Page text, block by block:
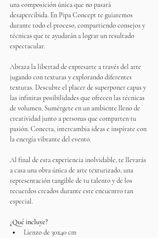
una composición única que no pasará
desapercibida. En Pipa Concept te guiaremos
durante todo el proceso, compartiendo consejos y
técnicas que te ayudarán a lograr un resultado
espectacular.
Abraza la libertad de expresarte a través del arte
jugando con texturas y explorando diferentes
texturas. Descubre el placer de superponer capas y
las infinitas posibilidades que ofrecen las técnicas
de volumen. Sumérgete en un ambiente lleno de
creatividad junto a personas que comparten tu
pasión. Conecta, intercambia ideas e inspírate con
la energía vibrante del evento.
Al final de esta experiencia inolvidable, te llevarás
a casa una obra única de arte texturizado, una
representación tangible de tu talento y de los
recuerdos creados durante este encuentro tan
especial.
¿Qué incluye?
Lienzo de 30x40 cm